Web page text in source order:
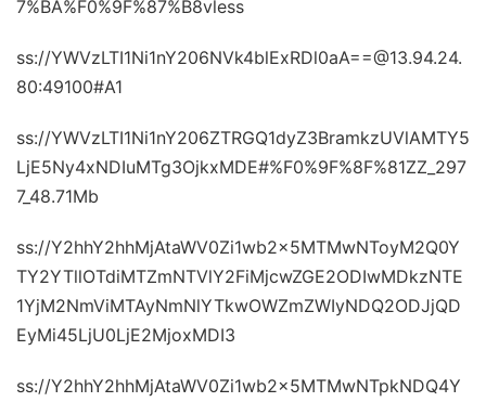
7%BA%F0%9F%87%B8vless
ss://YWVzLTI1Ni1nY206NVk4blExRDl0aA==@13.94.24.
80:49100#A1
ss://YWVzLTI1Ni1nY206ZTRGQ1dyZ3BramkzUVlAMTY5
LjE5Ny4xNDIuMTg3OjkxMDE#%F0%9F%8F%81ZZ_297
7_48.71Mb
ss://Y2hhY2hhMjAtaWV0Zi1wb2x5MTMwNToyM2Q0Y
TY2YTllOTdiMTZmNTVlY2FiMjcwZGE2ODIwMDkzNTE
1YjM2NmViMTAyNmNlYTkwOWZmZWIyNDQ2ODJjQD
EyMi45LjU0LjE2MjoxMDI3
ss://Y2hhY2hhMjAtaWV0Zi1wb2x5MTMwNTpkNDQ4Y